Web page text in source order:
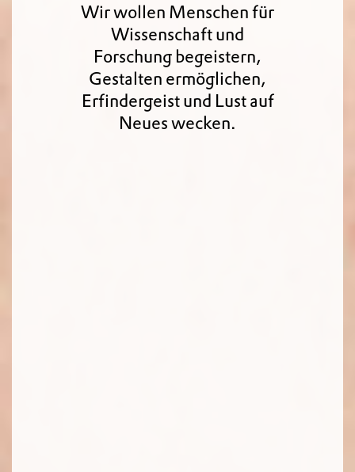
Wir wollen Menschen für
Wissenschaft und
Forschung begeistern,
Gestalten ermöglichen,
Erfindergeist und Lust auf
Neues wecken.